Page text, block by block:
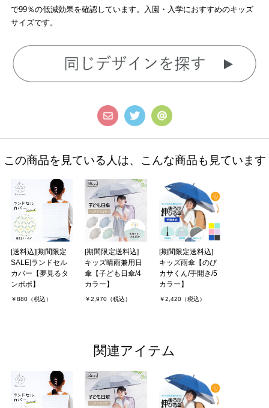
で99％の低減効果を確認しています。入園・入学におすすめのキッズ
サイズです。
この商品を見ている人は、こんな商品も見ています
[送料込][期間限定
SALE]ランドセル
カバー【夢見るタ
ンポポ】
￥880（税込）
[期間限定送料込]
キッズ晴雨兼用日
傘【子ども日傘/4
カラー】
￥2,970（税込）
[期間限定送料込]
キッズ雨傘【のび
カサくん/手開き/5
カラー】
￥2,420（税込）
関連アイテム